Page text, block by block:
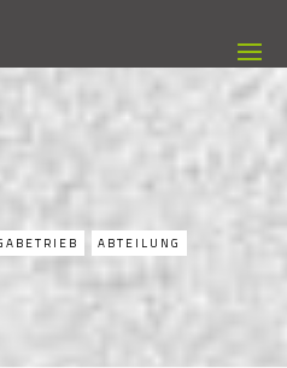
ABTEILUNG